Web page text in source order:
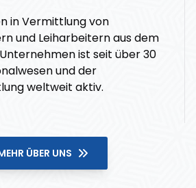
in Vermittlung von
und Leiharbeitern aus dem
ist seit über 30
und der
weltweit aktiv.
ÜBER UNS